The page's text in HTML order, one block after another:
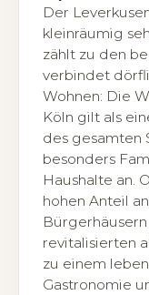
Der
kleinräumig
zählt zu den
verbindet
Wohnen: Die
Köln gilt als
des gesamten
besonders
Haushalte an.
hohen Anteil
revitalisierten
zu einem
Gastronomie